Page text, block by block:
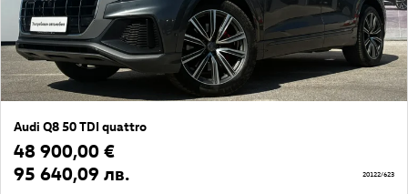
Audi Q8 50 TDI quattro
48 900,00 €
95 640,09 лв.
20122/623